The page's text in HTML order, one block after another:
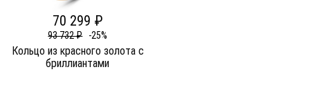
70 299 ₽
93 732 ₽ -25%
Кольцо из красного золота c
бриллиантами